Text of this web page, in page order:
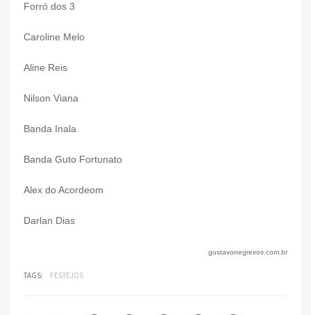
Forró dos 3
Caroline Melo
Aline Reis
Nilson Viana
Banda Inala
Banda Guto Fortunato
Alex do Acordeom
Darlan Dias
gustavonegreiros.com.br
TAGS: FESTEJOS